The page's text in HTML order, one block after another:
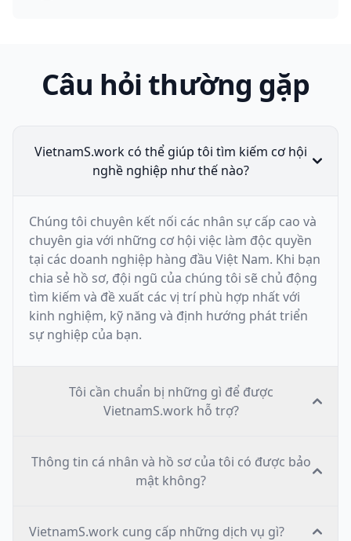
Câu hỏi thường gặp
VietnamS.work có thể giúp tôi tìm kiếm cơ hội
nghề nghiệp như thế nào?
Chúng tôi chuyên kết nối các nhân sự cấp cao và
chuyên gia với những cơ hội việc làm độc quyền
tại các doanh nghiệp hàng đầu Việt Nam. Khi bạn
chia sẻ hồ sơ, đội ngũ của chúng tôi sẽ chủ động
tìm kiếm và đề xuất các vị trí phù hợp nhất với
kinh nghiệm, kỹ năng và định hướng phát triển
sự nghiệp của bạn.
Tôi cần chuẩn bị những gì để được
VietnamS.work hỗ trợ?
Thông tin cá nhân và hồ sơ của tôi có được bảo
mật không?
VietnamS.work cung cấp những dịch vụ gì?